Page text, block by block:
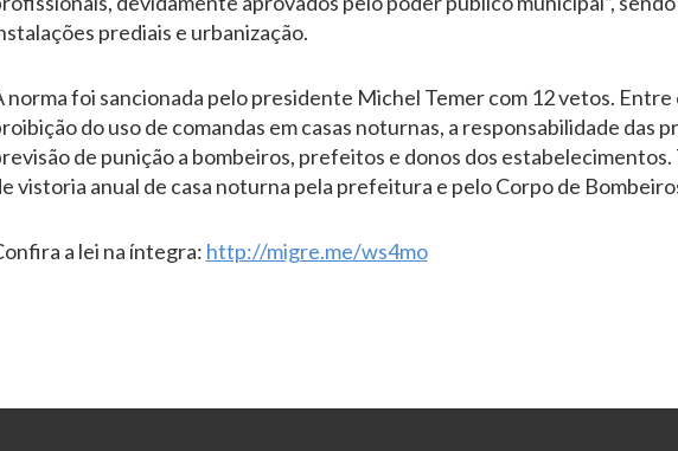
prediais e urbanização.
norma foi sancionada pelo presidente Michel Temer com 12 vetos.
do uso de comandas em casas noturnas, a responsabilidade das
de punição a bombeiros, prefeitos e donos dos
vistoria anual de casa noturna pela prefeitura e pelo Corpo de
a lei na íntegra: http://migre.me/ws4mo